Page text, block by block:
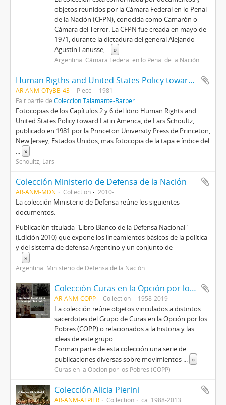
objetos reunidos por la Cámara Federal en lo Penal
de la Nación (CFPN), conocida como Camarón o
Cámara del Terror. La CFPN fue creada en mayo de
1971, durante la dictadura del general Alejando
Agustín Lanusse,... »
Argentina. Cámara Federal en lo Penal de la Nación
Human Rigths and United States Policy toward Latin America
AR-ANM-OTyBB-43 Pièce
1981
Fait partie de Colección Talamante-Barber
Fotocopias de los Capítulos 2 y 6 del libro Human Rights and
United States Policy toward Latin America, de Lars Schoultz,
publicado en 1981 por la Princeton University Press de Princeton,
New Jersey, Estados Unidos, mas fotocopia de la tapa e índice del
... »
Schoultz, Lars
Colección Ministerio de Defensa de la Nación
AR-ANM-MDN Collection 2010-
La colección Ministerio de Defensa reúne los siguientes
documentos:
Publicación titulada "Libro Blanco de la Defensa Nacional"
(Edición 2010) que expone los lineamientos básicos de la política
y del sistema de defensa Argentino y un conjunto de
... »
Argentina. Ministerio de Defensa de la Nación
Colección Curas en la Opción por los Pobres
AR-ANM-COPP Collection 1958-2019
La colección reúne objetos vinculados a distintos
sacerdotes del Grupo de Curas en la Opción por los
Pobres (COPP) o relacionados a la historia y las
ideas de este grupo.
Forman parte de esta colección una serie de
publicaciones diversas sobre movimientos ... »
Curas en la Opción por los Pobres (COPP)
Colección Alicia Pierini
AR-ANM-ALPIER Collection ca. 1988-2013